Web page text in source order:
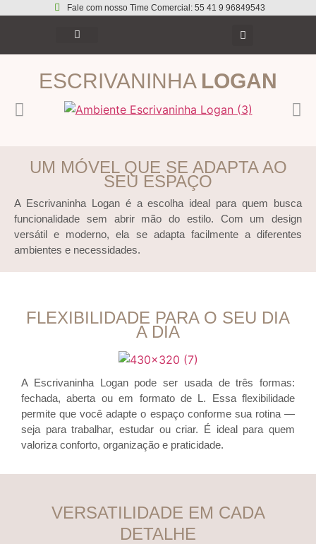
Fale com nosso Time Comercial: 55 41 9 96849543
ESCRIVANINHA LOGAN
UM MÓVEL QUE SE ADAPTA AO
SEU ESPAÇO
A Escrivaninha Logan é a escolha ideal para quem busca
funcionalidade sem abrir mão do estilo. Com um design
versátil e moderno, ela se adapta facilmente a diferentes
ambientes e necessidades.
FLEXIBILIDADE PARA O SEU DIA
A DIA
A Escrivaninha Logan pode ser usada de três formas:
fechada, aberta ou em formato de L. Essa flexibilidade
permite que você adapte o espaço conforme sua rotina —
seja para trabalhar, estudar ou criar. É ideal para quem
valoriza conforto, organização e praticidade.
VERSATILIDADE EM CADA
DETALHE